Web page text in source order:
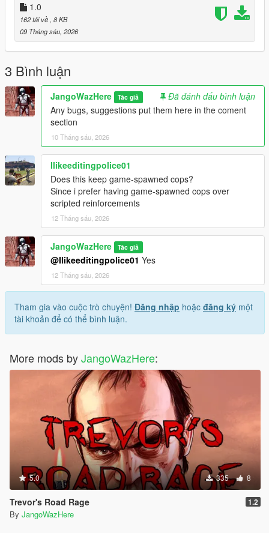
Debug Options
F10 - Reset Heist Setup Progress
F11 - Finish Heist Setup Automatically
CHANGELOG**
1.1: New update only for Debug Menu compatibility
1.0
162 tải về , 8 KB
09 Tháng sáu, 2026
3 Bình luận
JangoWazHere Tác giả
Đã đánh dấu bình luận
Any bugs, suggestions put them here in the coment
section
10 Tháng sáu, 2026
Ilikeeditingpolice01
Does this keep game-spawned cops?
Since i prefer having game-spawned cops over
scripted reinforcements
12 Tháng sáu, 2026
JangoWazHere Tác giả
@Ilikeeditingpolice01 Yes
12 Tháng sáu, 2026
Tham gia vào cuộc trò chuyện! Đăng nhập hoặc đăng ký một
tài khoản để có thể bình luận.
More mods byJangoWazHere:
5.0 335 8
Trevor's Road Rage 1.2
By JangoWazHere